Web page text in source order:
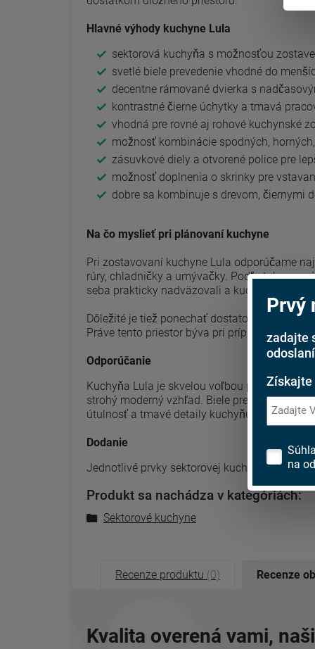
Hlavné výhody kuchyne Lula
sektorová kuchyňa s možnosťou
svetlé biele prevedenie vhodné do
decentne rámované dvierka s
kontrastné čierne úchytky a tmavá
vhodná pre rovné aj rohové kuchynské
možnosť kombinácie spodných,
zásuvkové diely a otvorené police pre
možnosť doplnenia o skrinky pre
dobre sa kombinuje s drevom, čiernymi
Na čo myslieť pri plánovaní kuchyne
Pri zostavovaní kuchyne Lula odporúčame
rúry, chladničky a umývačky. Podľa toho sa
seba prakticky nadväzovali a kuchyňa sa
Dôležité je tiež ponechať dostatok pracovnej
Práve tento priestor býva pri príprave jedla
Odporúčanie
Kuchyňa Lula je skvelou voľbou pre každého,
strohý moderný vzhľad. Biele prevedenie
útulnosť a tmavé detaily kuchyňu pekne
Dodanie
Jednotlivé prvky sektorovej kuchyne Lula sú
Produkt sa nachádza v kategóriách:
Sektorové kuchyne
Recenze produktu (0) Recenze
Kvalita overená vami,
Prvý
zadajte
Získajte
na